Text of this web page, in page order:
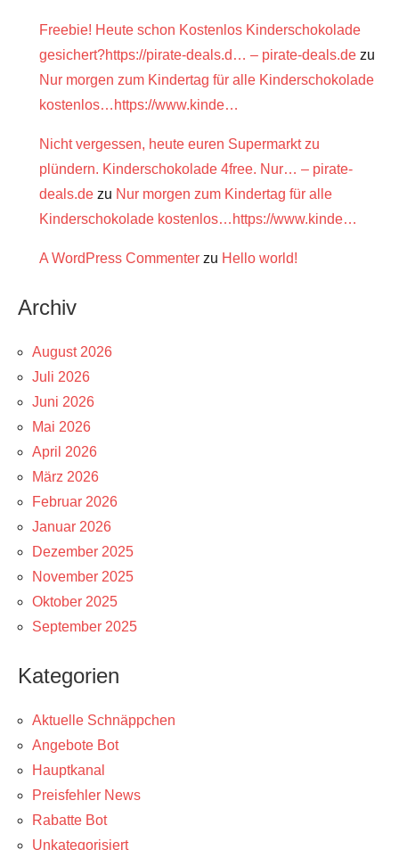
Freebie! Heute schon Kostenlos Kinderschokolade
gesichert?https://pirate-deals.d… – pirate-deals.de zu
Nur morgen zum Kindertag für alle Kinderschokolade
kostenlos…https://www.kinde…
Nicht vergessen, heute euren Supermarkt zu
plündern. Kinderschokolade 4free. Nur… – pirate-
deals.de zu Nur morgen zum Kindertag für alle
Kinderschokolade kostenlos…https://www.kinde…
A WordPress Commenter zu Hello world!
Archiv
August 2026
Juli 2026
Juni 2026
Mai 2026
April 2026
März 2026
Februar 2026
Januar 2026
Dezember 2025
November 2025
Oktober 2025
September 2025
Kategorien
Aktuelle Schnäppchen
Angebote Bot
Hauptkanal
Preisfehler News
Rabatte Bot
Unkategorisiert